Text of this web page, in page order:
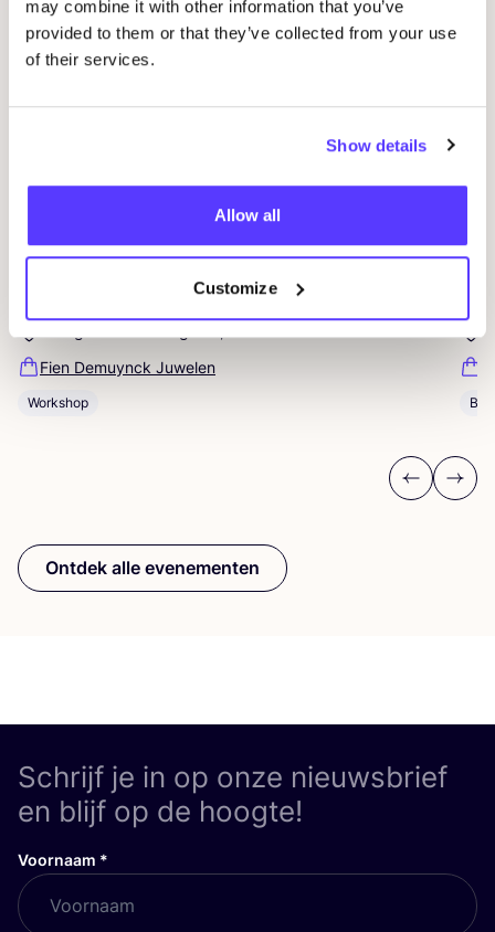
may combine it with other information that you’ve
provided to them or that they’ve collected from your use
of their services.
Show details
Allow all
Customize
09 AUG
Workshop: Maak Je Eigen Trouwringen
Fien Demuynck Juwelen
Workshop
Previous
Next
Ontdek alle evenementen
Schrijf je in op onze nieuwsbrief
en blijf op de hoogte!
Voornaam *